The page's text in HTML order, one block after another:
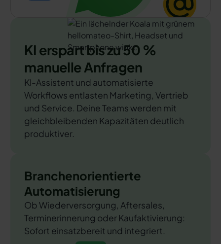
KI erspart bis zu 50 %
manuelle Anfragen
KI-Assistent und automatisierte
Workflows entlasten Marketing, Vertrieb
und Service. Deine Teams werden mit
gleichbleibenden Kapazitäten deutlich
produktiver.
Branchenorientierte
Automatisierung
Ob Wiederversorgung, Aftersales,
Terminerinnerung oder Kaufaktivierung:
Sofort einsatzbereit und integriert.